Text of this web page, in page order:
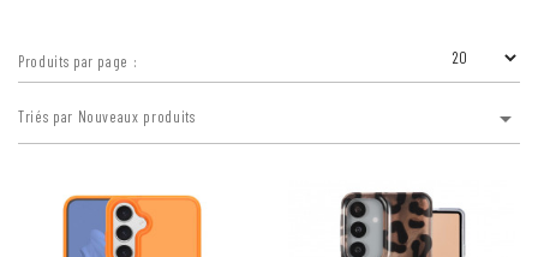
Produits par page :
Triés par Nouveaux produits 